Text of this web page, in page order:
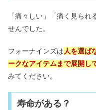
「痛々しい」「痛く見ら
せんでした。
フォーナインズは 人を選ば
ークなアイテムまで展開し
みてください。
寿命がある？